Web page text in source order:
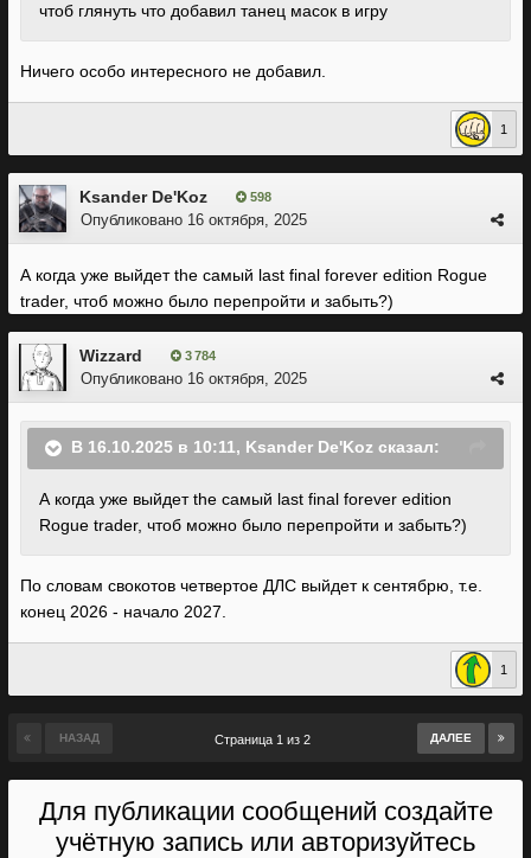
чтоб глянуть что добавил танец масок в игру
Ничего особо интересного не добавил.
1
Ksander De'Koz 598
Опубликовано 16 октября, 2025
А когда уже выйдет the самый last final forever edition Rogue
trader, чтоб можно было перепройти и забыть?)
Wizzard 3 784
Опубликовано 16 октября, 2025
В 16.10.2025 в 10:11, Ksander De'Koz сказал:
А когда уже выйдет the самый last final forever edition
Rogue trader, чтоб можно было перепройти и забыть?)
По словам свокотов четвертое ДЛС выйдет к сентябрю, т.е.
конец 2026 - начало 2027.
1
НАЗАД ДАЛЕЕ
Страница 1 из 2
Для публикации сообщений создайте
учётную запись или авторизуйтесь